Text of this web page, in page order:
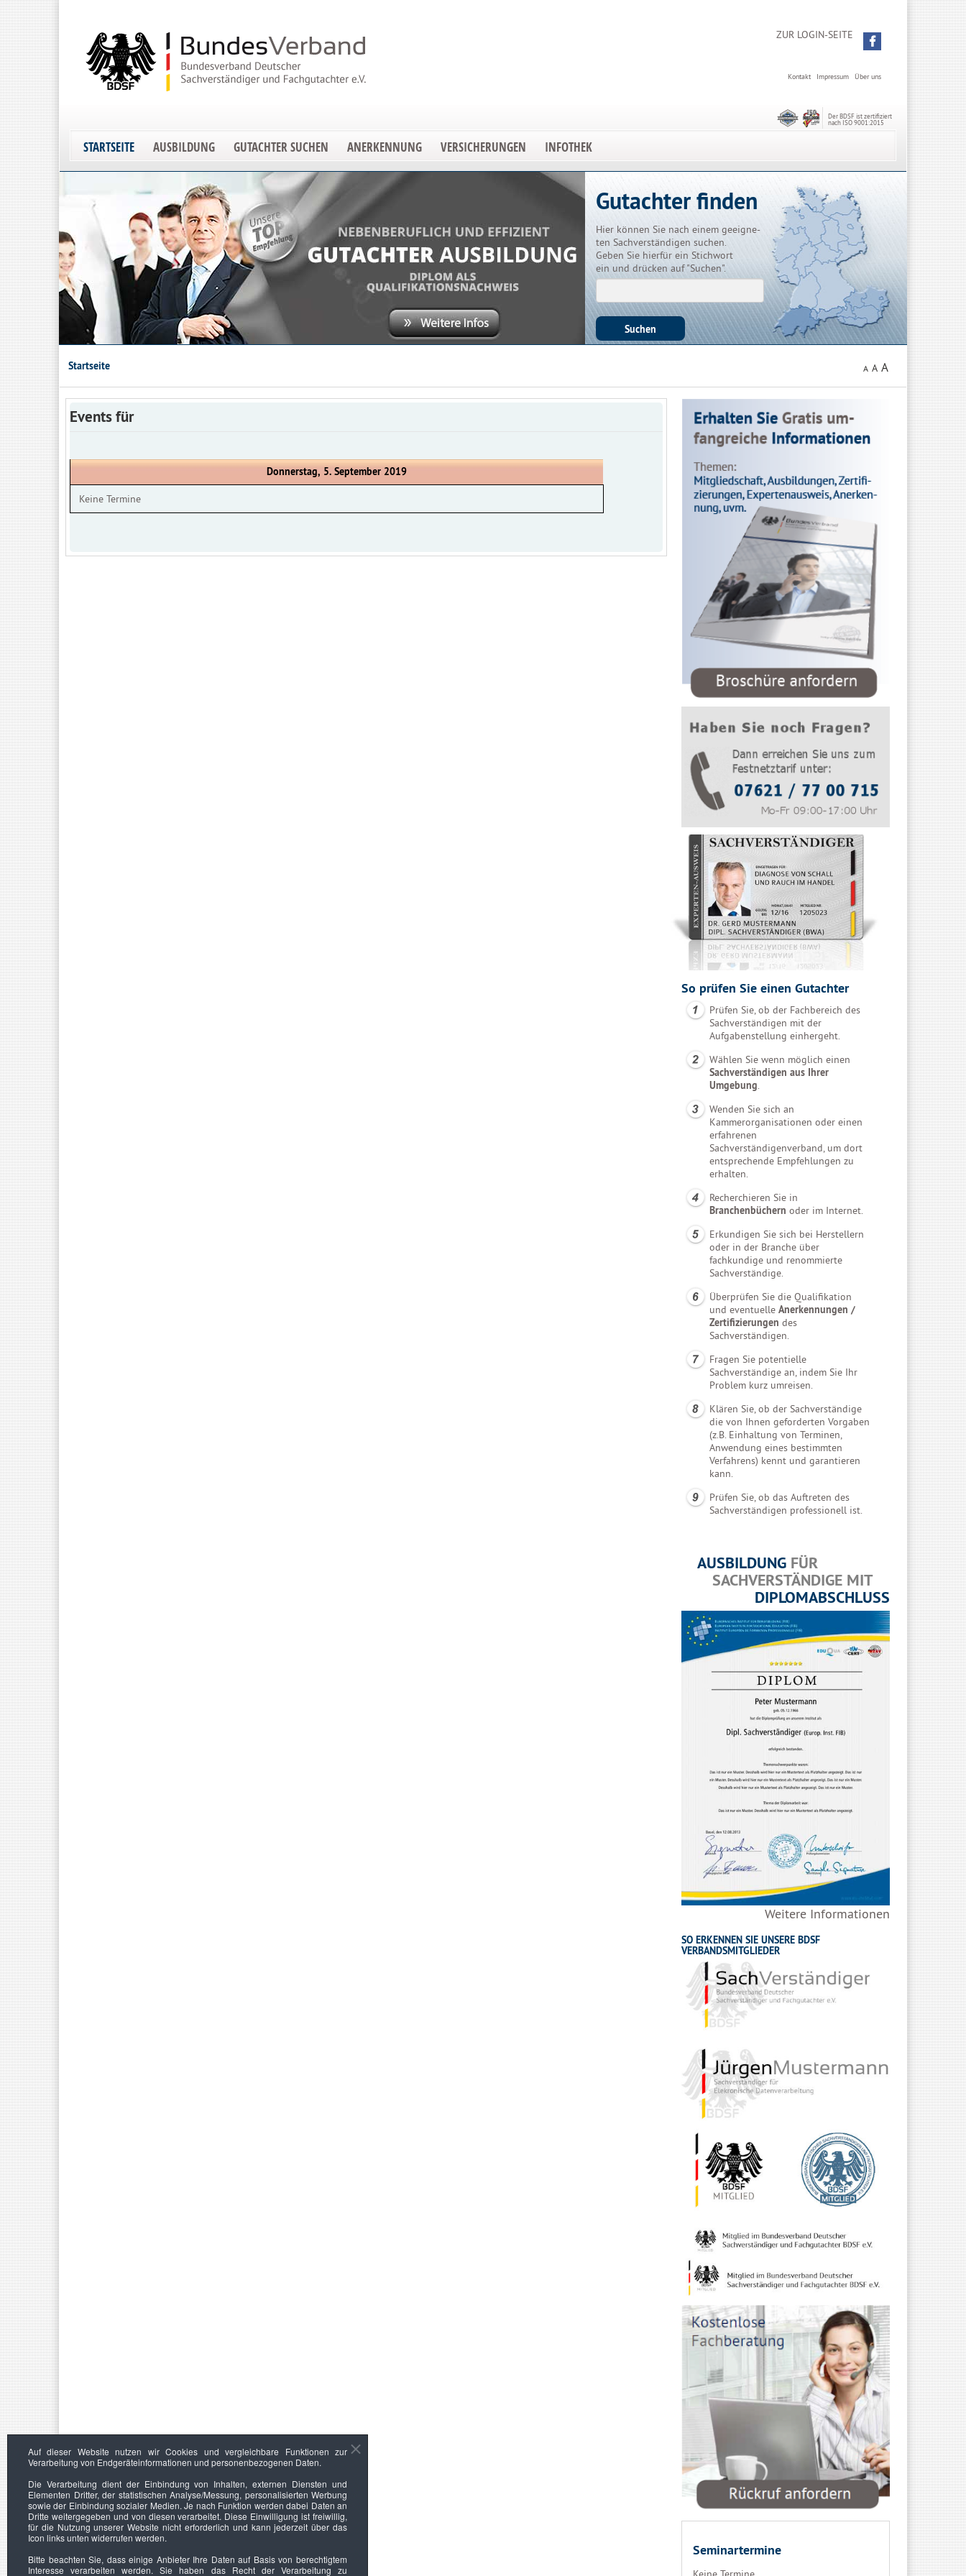
ZUR LOGIN-SEITE
Über uns
Impressum
Kontakt
Der BDSF ist zertifiziert
nach ISO 9001:2015
STARTSEITE AUSBILDUNG GUTACHTER SUCHEN ANERKENNUNG VERSICHERUNGEN INFOTHEK
Gutachter finden
Hier können Sie nach einem geeigne-
ten Sachverständigen suchen.
Geben Sie hierfür ein Stichwort
ein und drücken auf "Suchen".
Startseite A A A
Events für
Donnerstag, 5. September 2019
Keine Termine
So prüfen Sie einen Gutachter
Prüfen Sie, ob der Fachbereich des
Sachverständigen mit der
Aufgabenstellung einhergeht.
Wählen Sie wenn möglich einen
Sachverständigen aus Ihrer
Umgebung.
Wenden Sie sich an
Kammerorganisationen oder einen
erfahrenen
Sachverständigenverband, um dort
entsprechende Empfehlungen zu
erhalten.
Recherchieren Sie in
Branchenbüchern oder im Internet.
Erkundigen Sie sich bei Herstellern
oder in der Branche über
fachkundige und renommierte
Sachverständige.
Überprüfen Sie die Qualifikation
und eventuelle Anerkennungen /
Zertifizierungen des
Sachverständigen.
Fragen Sie potentielle
Sachverständige an, indem Sie Ihr
Problem kurz umreisen.
Klären Sie, ob der Sachverständige
die von Ihnen geforderten Vorgaben
(z.B. Einhaltung von Terminen,
Anwendung eines bestimmten
Verfahrens) kennt und garantieren
kann.
Prüfen Sie, ob das Auftreten des
Sachverständigen professionell ist.
AUSBILDUNG FÜR
SACHVERSTÄNDIGE MIT
DIPLOMABSCHLUSS
Weitere Informationen
SO ERKENNEN SIE UNSERE BDSF
VERBANDSMITGLIEDER
Seminartermine
Auf dieser Website nutzen wir Cookies und vergleichbare Funktionen zur
Verarbeitung von Endgeräteinformationen und personenbezogenen Daten.
Die Verarbeitung dient der Einbindung von Inhalten, externen Diensten und
Elementen Dritter, der statistischen Analyse/Messung, personalisierten Werbung
sowie der Einbindung sozialer Medien. Je nach Funktion werden dabei Daten an
Dritte weitergegeben und von diesen verarbeitet. Diese Einwilligung ist freiwillig,
für die Nutzung unserer Website nicht erforderlich und kann jederzeit über das
Icon links unten widerrufen werden.
Bitte beachten Sie, dass einige Anbieter Ihre Daten auf Basis von berechtigtem
Interesse verarbeiten werden. Sie haben das Recht der Verarbeitung zu